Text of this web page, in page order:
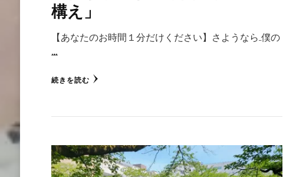
構え」
【あなたのお時間１分だけください】さようなら 僕の
…
続きを読む